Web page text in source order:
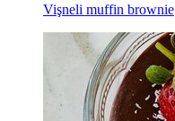
Vişneli muffin brownie